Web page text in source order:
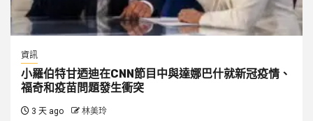
資訊
小羅伯特甘迺迪在CNN節目中與達娜巴什就新冠疫情、
福奇和疫苗問題發生衝突
3 天 ago 林美玲